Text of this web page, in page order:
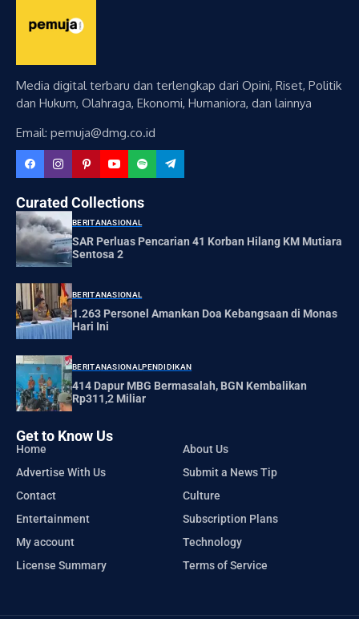
Media digital terbaru dan terlengkap dari Opini, Riset, Politik
dan Hukum, Olahraga, Ekonomi, Humaniora, dan lainnya
Email: pemuja@dmg.co.id
Curated Collections
BERITANASIONAL
SAR Perluas Pencarian 41 Korban Hilang KM Mutiara
Sentosa 2
BERITANASIONAL
1.263 Personel Amankan Doa Kebangsaan di Monas
Hari Ini
BERITANASIONALPENDIDIKAN
414 Dapur MBG Bermasalah, BGN Kembalikan
Rp311,2 Miliar
Get to Know Us
Home
About Us
Advertise With Us
Submit a News Tip
Contact
Culture
Entertainment
Subscription Plans
My account
Technology
License Summary
Terms of Service